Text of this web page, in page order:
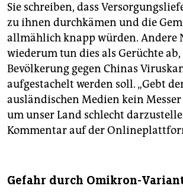
Sie schreiben, dass
zu ihnen durchkämen und die
allmählich knapp würden. Andere
wiederum tun dies als Gerüchte
Bevölkerung gegen Chinas
aufgestachelt werden soll. „Gebt
ausländischen Medien kein
um unser Land schlecht
Kommentar auf der
Gefahr durch Omikron-